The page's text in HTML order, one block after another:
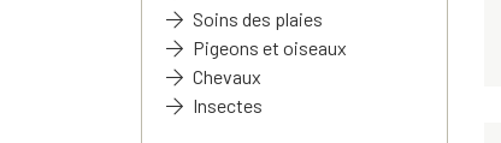
Soins des plaies
Pigeons et oiseaux
Chevaux
Insectes